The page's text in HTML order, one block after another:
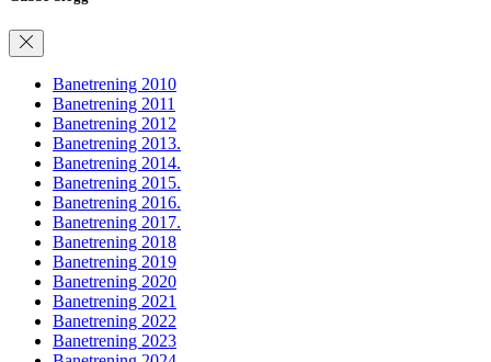
Banetrening 2010
Banetrening 2011
Banetrening 2012
Banetrening 2013.
Banetrening 2014.
Banetrening 2015.
Banetrening 2016.
Banetrening 2017.
Banetrening 2018
Banetrening 2019
Banetrening 2020
Banetrening 2021
Banetrening 2022
Banetrening 2023